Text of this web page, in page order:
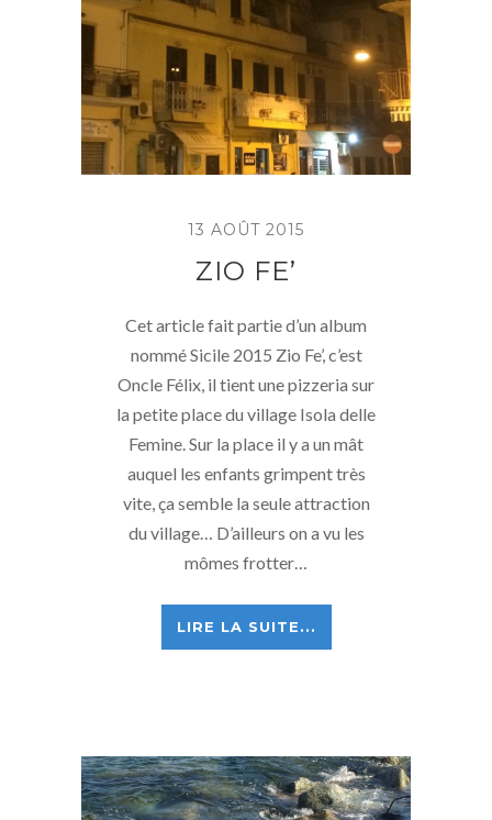
13 AOÛT 2015
ZIO FE’
Cet article fait partie d’un album
nommé Sicile 2015 Zio Fe’, c’est
Oncle Félix, il tient une pizzeria sur
la petite place du village Isola delle
Femine. Sur la place il y a un mât
auquel les enfants grimpent très
vite, ça semble la seule attraction
du village… D’ailleurs on a vu les
mômes frotter…
LIRE LA SUITE...